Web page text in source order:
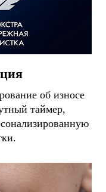
об износе
таймер,